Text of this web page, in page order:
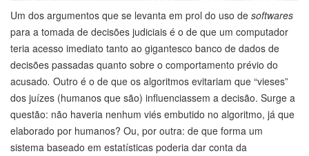
Um dos argumentos que se levanta em prol do uso de softwares
para a tomada de decisões judiciais é o de que um computador
teria acesso imediato tanto ao gigantesco banco de dados de
decisões passadas quanto sobre o comportamento prévio do
acusado. Outro é o de que os algoritmos evitariam que “vieses”
dos juízes (humanos que são) influenciassem a decisão. Surge a
questão: não haveria nenhum viés embutido no algoritmo, já que
elaborado por humanos? Ou, por outra: de que forma um
sistema baseado em estatísticas poderia dar conta da